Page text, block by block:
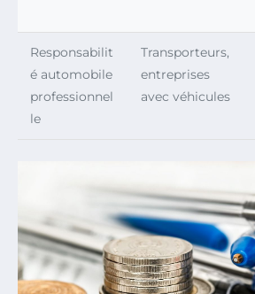
Responsabilit
é automobile
professionnel
le
Transporteurs,
entreprises
avec véhicules